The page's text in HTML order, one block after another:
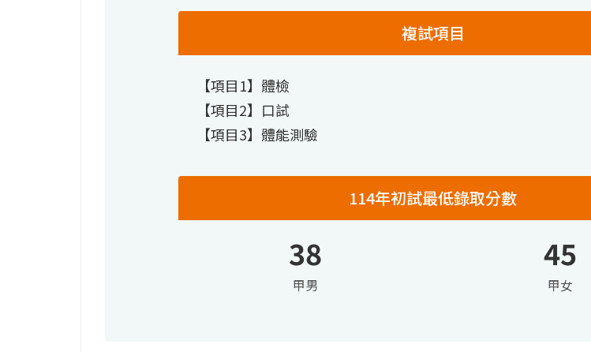
複試項目
【項目1】體檢
【項目2】口試
【項目3】體能測驗
114年初試最低錄取分數
38
甲男
45
甲女